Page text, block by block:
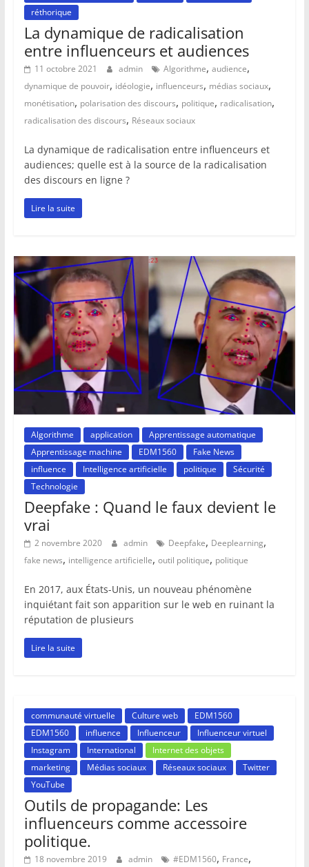
réthorique
La dynamique de radicalisation
entre influenceurs et audiences
11 octobre 2021 admin Algorithme, audience,
dynamique de pouvoir, idéologie, influenceurs, médias sociaux,
monétisation, polarisation des discours, politique, radicalisation,
radicalisation des discours, Réseaux sociaux
La dynamique de radicalisation entre influenceurs et
audiences; quelle est à la source de la radicalisation
des discours en ligne ?
Lire la suite
Algorithme application
Apprentissage automatique
Apprentissage machine
EDM1560
Fake News
influence
Intelligence artificielle politique
Sécurité
Technologie
Deepfake : Quand le faux devient le
vrai
2 novembre 2020 admin Deepfake, Deeplearning,
fake news, intelligence artificielle, outil politique, politique
En 2017, aux États-Unis, un nouveau phénomène
inquiétant fait son apparition sur le web en ruinant la
réputation de plusieurs
Lire la suite
communauté virtuelle Culture web
EDM1560
EDM1560
influence Influenceur
Influenceur virtuel
Instagram
International
Internet des objets
marketing
Médias sociaux Réseaux sociaux
Twitter
YouTube
Outils de propagande: Les
influenceurs comme accessoire
politique.
18 novembre 2019 admin #EDM1560, France,